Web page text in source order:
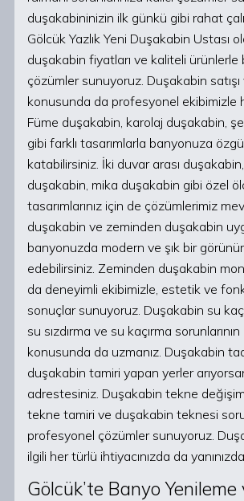
duşakabininizin ilk günkü gibi rahat
Gölcük Yazlık Yeni Duşakabin Ustası
duşakabin fiyatları ve kaliteli
çözümler sunuyoruz. Duşakabin satışı
konusunda da profesyonel ekibimizle
Füme duşakabin, karolaj duşakabin,
gibi farklı tasarımlarla banyonuza
katabilirsiniz. İki duvar arası
duşakabin, mika duşakabin gibi özel
tasarımlarınız için de çözümlerimiz
duşakabin ve zeminden duşakabin
banyonuzda modern ve şık bir
edebilirsiniz. Zeminden duşakabin
da deneyimli ekibimizle, estetik ve
sonuçlar sunuyoruz. Duşakabin su
su sızdırma ve su kaçırma
konusunda da uzmanız. Duşakabin
duşakabin tamiri yapan yerler
adrestesiniz. Duşakabin tekne
tekne tamiri ve duşakabin teknesi
profesyonel çözümler sunuyoruz.
ilgili her türlü ihtiyacınızda da
Gölcük’te Banyo Yenileme